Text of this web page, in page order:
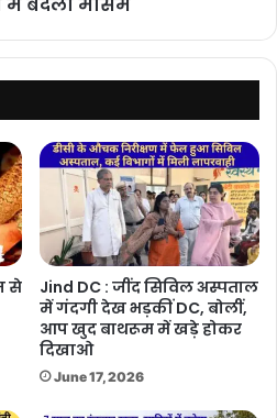
में बदला मौसम
से
Jind DC : जींद सिविल अस्पताल
में गंदगी देख भड़कीं DC, बोलीं,
आप खुद बाथरूम में खड़े होकर
दिखाओ
June 17, 2026